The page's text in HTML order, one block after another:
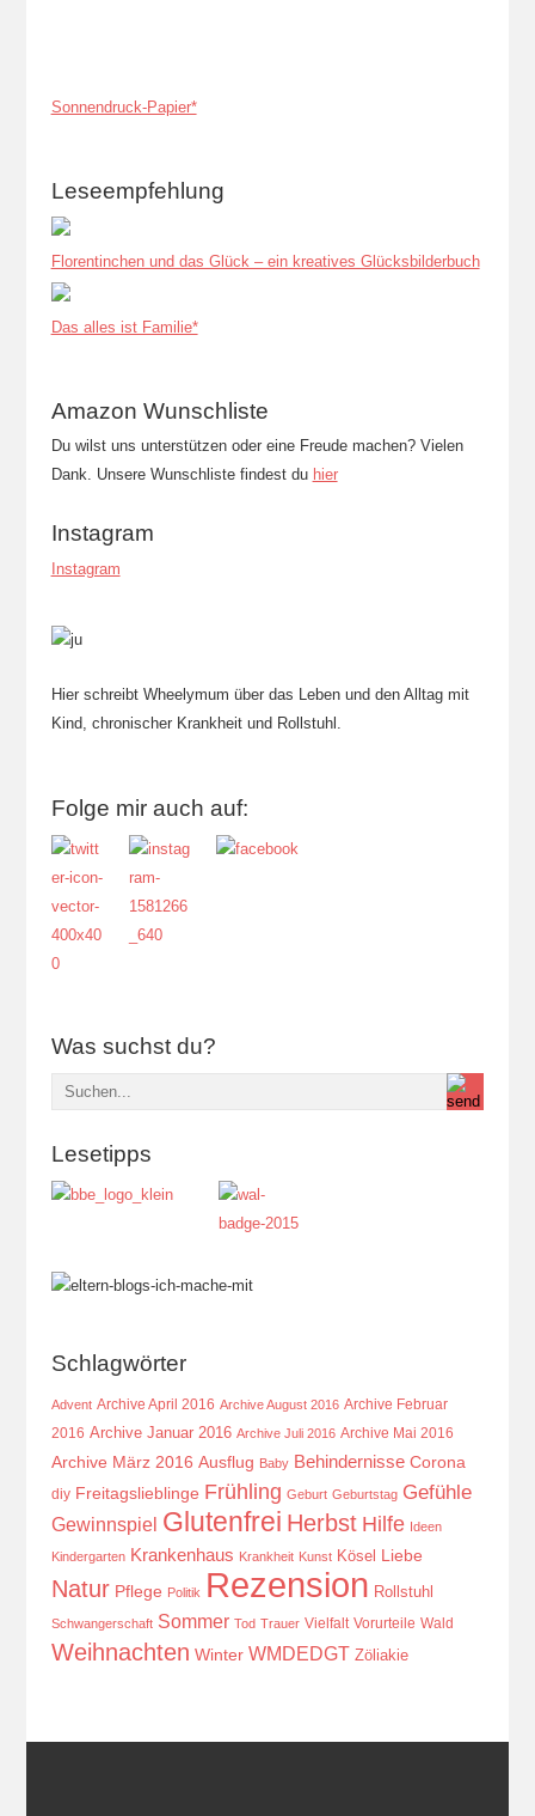
Sonnendruck-Papier*
Leseempfehlung
Florentinchen und das Glück – ein kreatives Glücksbilderbuch
Das alles ist Familie*
Amazon Wunschliste
Du wilst uns unterstützen oder eine Freude machen? Vielen
Dank. Unsere Wunschliste findest du hier
Instagram
Instagram
Hier schreibt Wheelymum über das Leben und den Alltag mit
Kind, chronischer Krankheit und Rollstuhl.
Folge mir auch auf:
Was suchst du?
Lesetipps
Schlagwörter
Advent Archive April 2016 Archive August 2016 Archive Februar
2016 Archive Januar 2016 Archive Juli 2016 Archive Mai 2016
Archive März 2016 Ausflug Baby Behindernisse Corona
diy Freitagslieblinge Frühling Geburt Geburtstag Gefühle
Gewinnspiel Glutenfrei Herbst Hilfe Ideen
Kindergarten Krankenhaus Krankheit Kunst Kösel Liebe
Natur Pflege Politik Rezension Rollstuhl
Schwangerschaft Sommer Tod Trauer Vielfalt Vorurteile Wald
Weihnachten Winter WMDEDGT Zöliakie